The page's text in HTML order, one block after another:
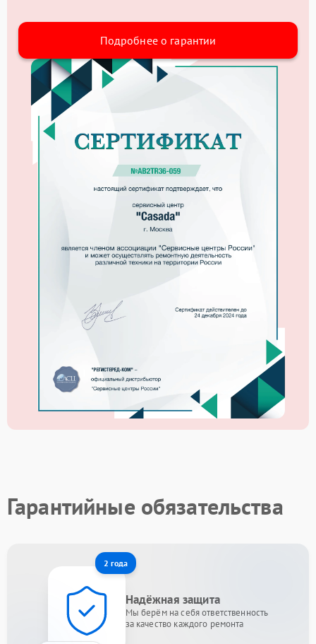
Подробнее о гарантии
Гарантийные обязательства
2 года
Надёжная защита
Мы берём на себя ответственность
за качество каждого ремонта